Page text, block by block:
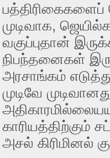
பத்திரிகைகளைப்
முடிவாக,
வகுப்புதான்
நிபந்தனைகள்
அரசாங்கம்
முடிவே
காரியத்திற்கும்
அசல் கிரிமினல்